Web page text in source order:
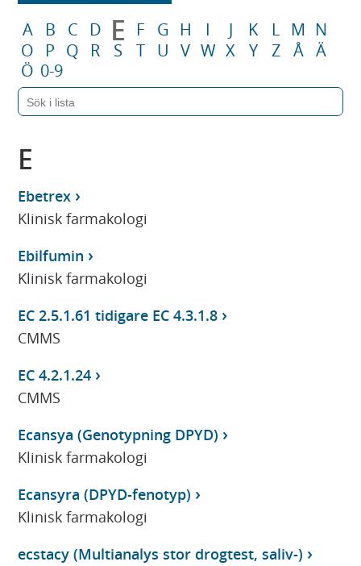
A B C D E F G H I J K L M N
O
P Q R S T U V W X Y Z Å Ä
Ö 0-9
E
Ebetrex
Klinisk farmakologi
Ebilfumin
Klinisk farmakologi
EC 2.5.1.61 tidigare EC 4.3.1.8
CMMS
EC 4.2.1.24
CMMS
Ecansya (Genotypning DPYD)
Klinisk farmakologi
Ecansyra (DPYD-fenotyp)
Klinisk farmakologi
ecstacy (Multianalys stor drogtest, saliv-)